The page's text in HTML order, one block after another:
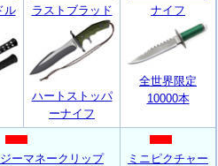
ル
ラストブラッド
ハートストッパ
ーナイフ
ナイフ
全世界限定
10000本
ーマネークリップ
ミニピクチャー